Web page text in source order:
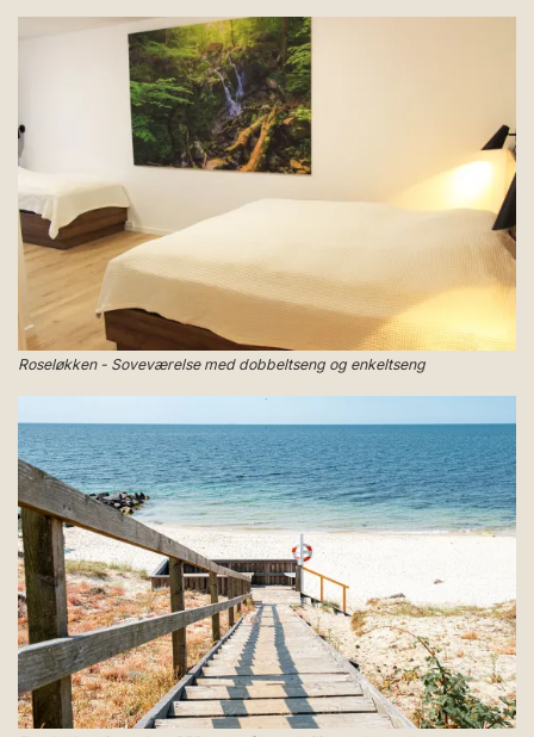
Roseløkken - Soveværelse med dobbeltseng og enkeltseng